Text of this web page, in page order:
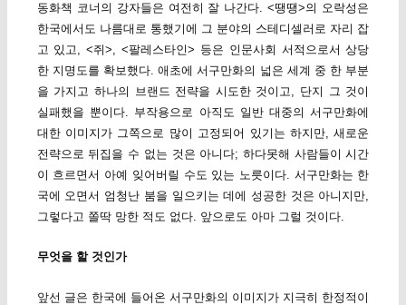
동화책 코너의 강자들은 여전히 잘 나간다. <땡땡>의 오락성은
한국에서도 나름대로 통했기에 그 분야의 스테디셀러로 자리 잡
고 있고, <쥐>, <팔레스타인> 등은 인문사회 서적으로서 상당
한 지명도를 확보했다. 애초에 서구만화의 넓은 세계 중 한 부분
을 가지고 하나의 브랜드 전략을 시도한 것이고, 단지 그 것이
실패했을 뿐이다. 부작용으로 아직도 일반 대중의 서구만화에
대한 이미지가 그쪽으로 많이 고정되어 있기는 하지만, 새로운
전략으로 뒤집을 수 없는 것은 아니다; 하다못해 사람들이 시간
이 흐르면서 아예 잊어버릴 수도 있는 노릇이다. 서구만화는 한
국에 오면서 엄청난 붐을 일으키는 데에 성공한 것은 아니지만,
그렇다고 쫄딱 망한 적도 없다. 앞으로도 아마 그럴 것이다.
무엇을 할 것인가
앞선 글은 한국에 들어온 서구만화의 이미지가 지극히 한정적이